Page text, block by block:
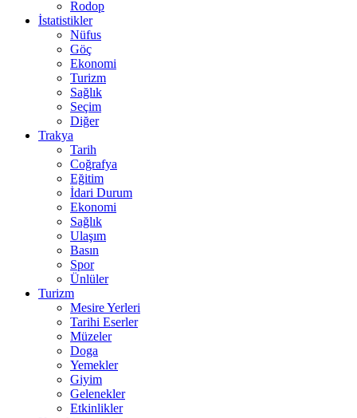
Rodop
İstatistikler
Nüfus
Göç
Ekonomi
Turizm
Sağlık
Seçim
Diğer
Trakya
Tarih
Coğrafya
Eğitim
İdari Durum
Ekonomi
Sağlık
Ulaşım
Basın
Spor
Ünlüler
Turizm
Mesire Yerleri
Tarihi Eserler
Müzeler
Doga
Yemekler
Giyim
Gelenekler
Etkinlikler